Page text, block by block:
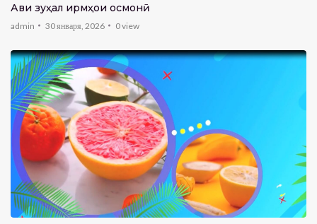
Авҷи зуҳал ҷирмҳои осмонӣ
admin 30 января, 2026 0view